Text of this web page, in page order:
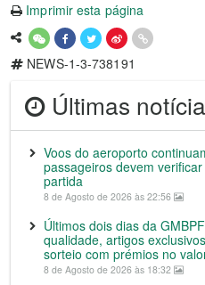
Imprimir esta página
NEWS-1-3-738191
Últimas
Voos do aeroporto
passageiros devem
partida
8 de Agosto de 2026 às 22:56
Últimos dois dias da
qualidade, artigos
sorteio com prémios no
8 de Agosto de 2026 às 18:32